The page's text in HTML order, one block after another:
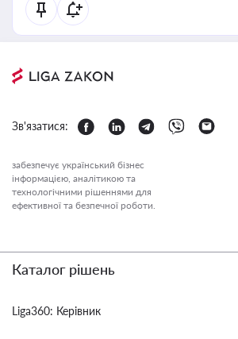
Зв'язатися:
забезпечує український бізнес
інформацією, аналітикою та
технологічними рішеннями для
ефективної та безпечної роботи.
Каталог рішень
Liga360: Керівник